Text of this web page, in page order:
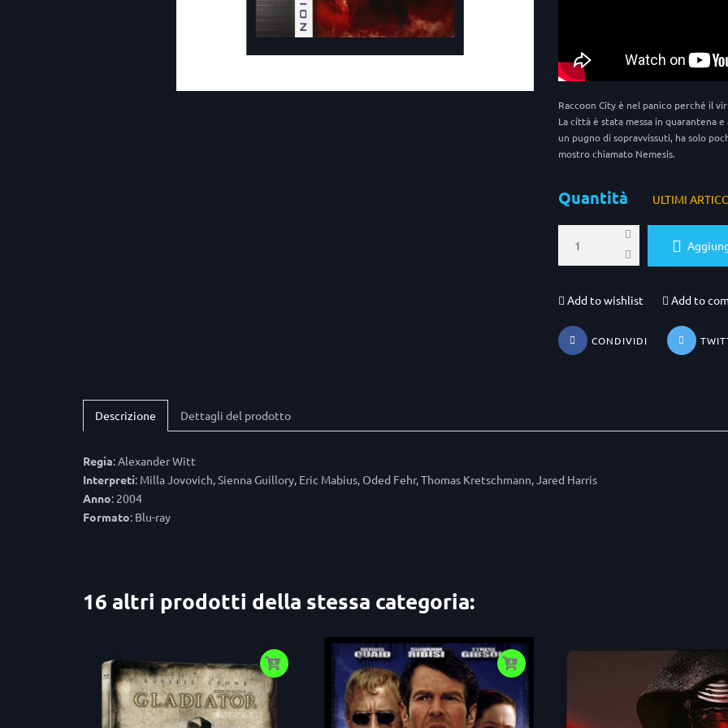
Raccoon City è nel panico perché il
La città è stata messa in quarantena
un pugno di sopravvissuti, ha solo
mostro chiamato Nemesis.
Quantità ULTIMI
Add to wishlist Add to
CONDIVIDI
Descrizione Dettagli del prodotto
Regia: Alexander Witt
Interpreti: Milla Jovovich, Sienna Guillory, Eric Mabius, Oded Fehr, Thomas Kretschmann, Jared Harris
Anno: 2004
Formato: Blu-ray
16 altri prodotti della stessa categoria: